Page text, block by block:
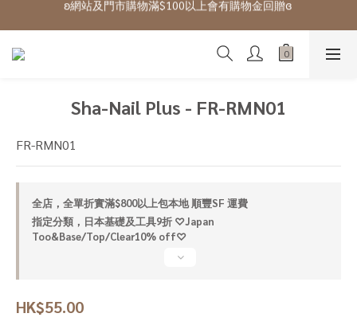
ʚ 網站免費登記會員,登入後可下單ɞ Click Here
ʚ 網站免費登記會員,登入後可下單ɞ Click Here
Sha-Nail Plus - FR-RMN01
FR-RMN01
全店，全單折實滿$800以上包本地 順豐SF 運費
指定分類，日本基礎及工具9折 ♡Japan
Too&Base/Top/Clear10% off♡
HK$55.00